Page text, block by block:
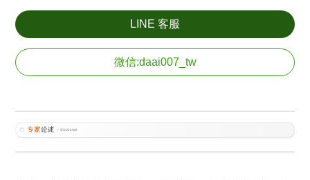
LINE 客服
微信:daai007_tw